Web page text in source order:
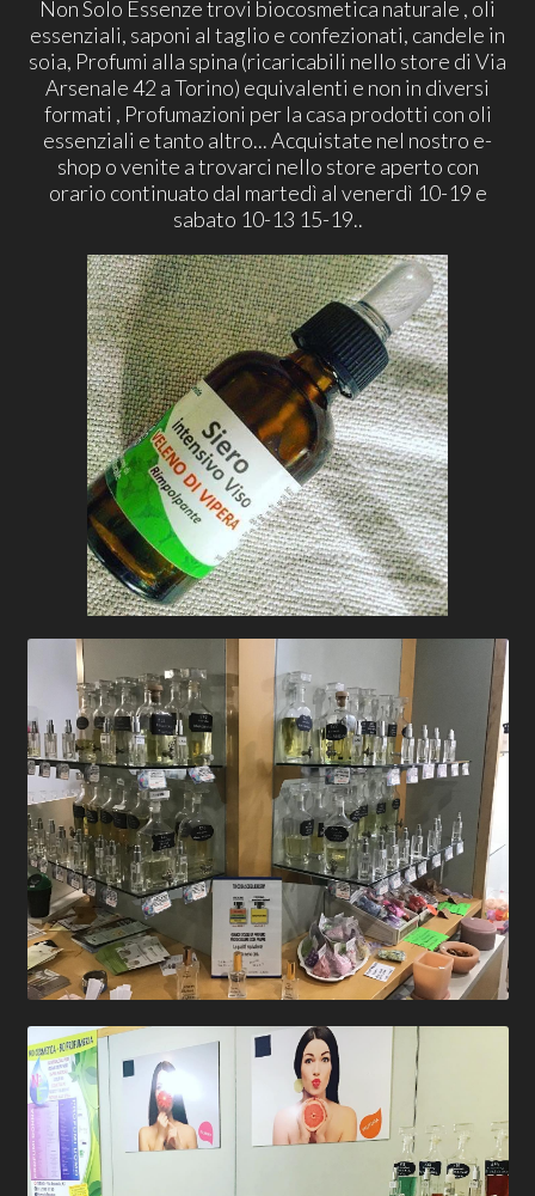
Non Solo Essenze trovi biocosmetica naturale , oli
essenziali, saponi al taglio e confezionati, candele in
soia, Profumi alla spina (ricaricabili nello store di Via
Arsenale 42 a Torino) equivalenti e non in diversi
formati , Profumazioni per la casa prodotti con oli
essenziali e tanto altro... Acquistate nel nostro e-
shop o venite a trovarci nello store aperto con
orario continuato dal martedì al venerdì 10-19 e
sabato 10-13 15-19..